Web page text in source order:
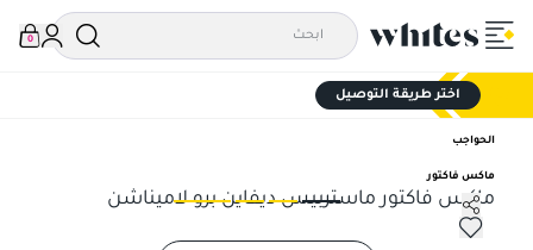
0
اختر طريقة التوصيل
الحواجب
ماكس فاكتور
ماكس فاكتور ماستربيس ديفاين برو لاميناشن
ماكس فاكتور ماستربيس ديفاين برو لاميناشن